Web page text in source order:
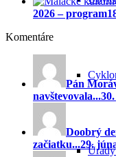
2026 – program
Komentáre
Pán
navštevovala...
Doobrý
začiatku...29.